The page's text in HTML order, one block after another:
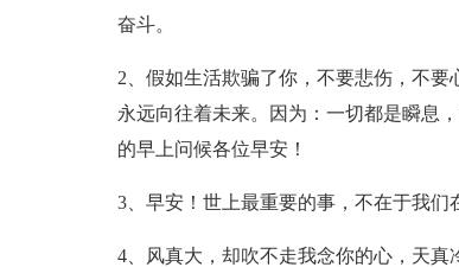
奋斗。
2、假如生活欺骗了你，不要悲伤，不
永远向往着未来。因为：一切都是瞬息
的早上问候各位早安！
3、早安！世上最重要的事，不在于我们
4、风真大，却吹不走我念你的心，天